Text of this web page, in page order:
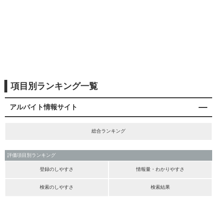
項目別ランキング一覧
アルバイト情報サイト
総合ランキング
評価項目別ランキング
登録のしやすさ 情報量・わかりやすさ
検索のしやすさ 検索結果